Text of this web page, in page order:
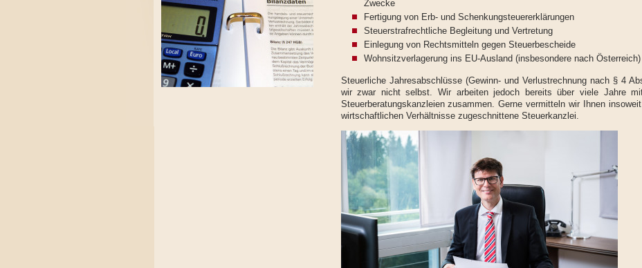
Zwecke
Fertigung von Erb- und Schenkungsteuererklärungen
Steuerstrafrechtliche Begleitung und Vertretung
Einlegung von Rechtsmitteln gegen Steuerbescheide
Wohnsitzverlagerung ins EU-Ausland (insbesondere nach Österreich)
Steuerliche Jahresabschlüsse (Gewinn- und Verlustrechnung nach § 4
wir zwar nicht selbst. Wir arbeiten jedoch bereits über viele Jahre
Steuerberatungskanzleien zusammen. Gerne vermitteln wir Ihnen
wirtschaftlichen Verhältnisse zugeschnittene Steuerkanzlei.